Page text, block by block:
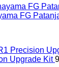
FG
Upgrade Kit